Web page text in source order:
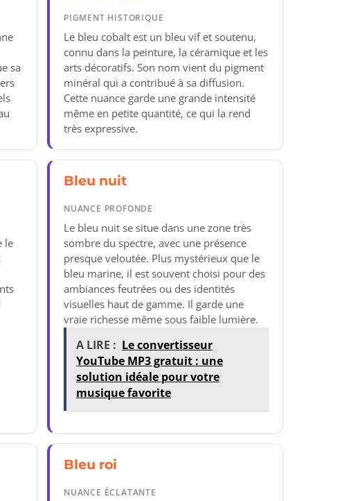
sa
PIGMENT HISTORIQUE
Le bleu cobalt est un bleu vif et soutenu,
connu dans la peinture, la céramique et les
arts décoratifs. Son nom vient du pigment
minéral qui a contribué à sa diffusion.
Cette nuance garde une grande intensité
même en petite quantité, ce qui la rend
très expressive.
le
Bleu nuit
NUANCE PROFONDE
Le bleu nuit se situe dans une zone très
sombre du spectre, avec une présence
presque veloutée. Plus mystérieux que le
bleu marine, il est souvent choisi pour des
ambiances feutrées ou des identités
visuelles haut de gamme. Il garde une
vraie richesse même sous faible lumière.
A LIRE : Le convertisseur
YouTube MP3 gratuit : une
solution idéale pour votre
musique favorite
Bleu roi
NUANCE ÉCLATANTE